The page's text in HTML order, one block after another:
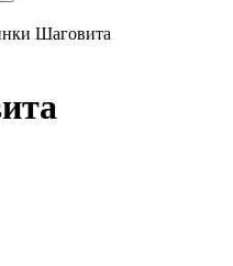
Шаговита